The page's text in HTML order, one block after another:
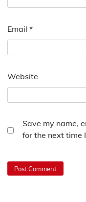
Email *
Website
Save my name,
for the next time